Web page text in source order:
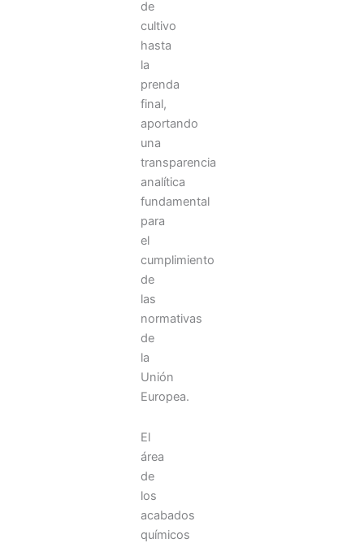
de
cultivo
hasta
la
prenda
final,
aportando
una
transparencia
analítica
fundamental
para
el
cumplimiento
de
las
normativas
de
la
Unión
Europea.
El
área
de
los
acabados
químicos